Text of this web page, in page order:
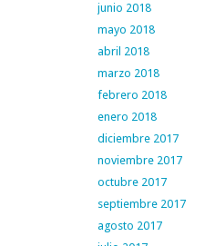
junio 2018
mayo 2018
abril 2018
marzo 2018
febrero 2018
enero 2018
diciembre 2017
noviembre 2017
octubre 2017
septiembre 2017
agosto 2017